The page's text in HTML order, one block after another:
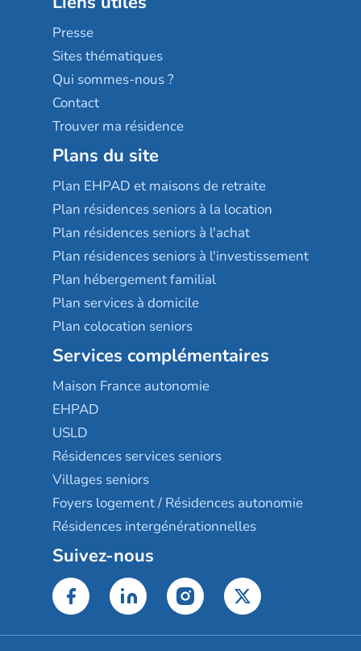
Sérénys
Résidences services Villa Médicis
Presse
Sites thématiques
Qui sommes-nous ?
Contact
Trouver ma résidence
Plans du site
Plan EHPAD et maisons de retraite
Plan résidences seniors à la location
Plan résidences seniors à l'achat
Plan résidences seniors à l'investissement
Plan hébergement familial
Plan services à domicile
Plan colocation seniors
Services complémentaires
Maison France autonomie
EHPAD
USLD
Résidences services seniors
Villages seniors
Foyers logement / Résidences autonomie
Résidences intergénérationnelles
Suivez-nous